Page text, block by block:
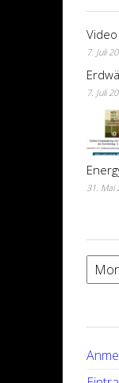
7. Juli
7. Juli
31. Mai